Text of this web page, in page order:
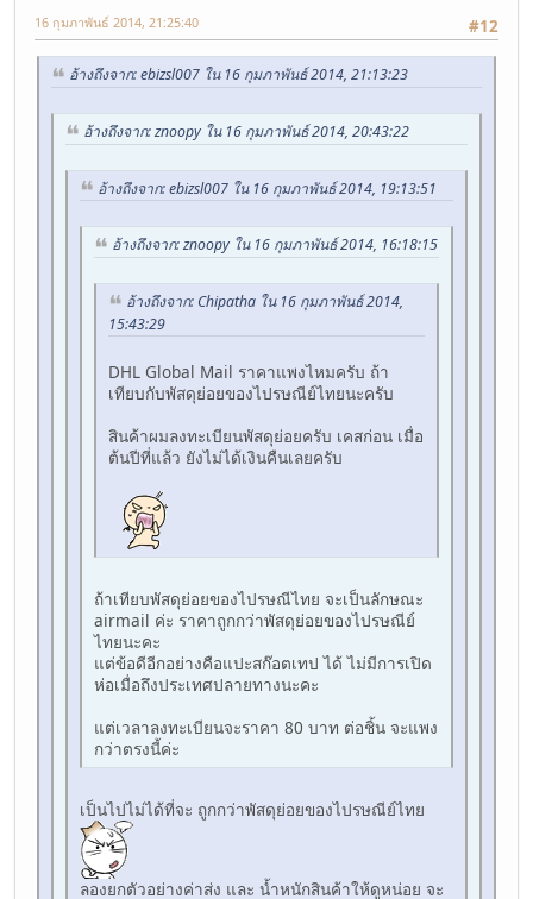
#12
16 กุมภาพันธ์ 2014, 21:25:40
อ้างถึงจาก: ebizsl007 ใน 16 กุมภาพันธ์ 2014, 21:13:23
อ้างถึงจาก: znoopy ใน 16 กุมภาพันธ์ 2014, 20:43:22
อ้างถึงจาก: ebizsl007 ใน 16 กุมภาพันธ์ 2014, 19:13:51
อ้างถึงจาก: znoopy ใน 16 กุมภาพันธ์ 2014, 16:18:15
อ้างถึงจาก: Chipatha ใน 16 กุมภาพันธ์ 2014,
15:43:29
DHL Global Mail ราคาแพงไหมครับ ถ้า
เทียบกับพัสดุย่อยของไปรษณีย์ไทยนะครับ
สินค้าผมลงทะเบียนพัสดุย่อยครับ เคสก่อน เมื่อ
ต้นปีที่แล้ว ยังไม่ได้เงินคืนเลยครับ
ถ้าเทียบพัสดุย่อยของไปรษณีไทย จะเป็นลักษณะ
airmail ค่ะ ราคาถูกกว่าพัสดุย่อยของไปรษณีย์
ไทยนะคะ
แต่ข้อดีอีกอย่างคือแปะสก๊อตเทป ได้ ไม่มีการเปิด
ห่อเมื่อถึงประเทศปลายทางนะคะ
แต่เวลาลงทะเบียนจะราคา 80 บาท ต่อชิ้น จะแพง
กว่าตรงนี้ค่ะ
เป็นไปไม่ได้ที่จะ ถูกกว่าพัสดุย่อยของไปรษณีย์ไทย
ลองยกตัวอย่างค่าส่ง และ น้ำหนักสินค้าให้ดูหน่อย จะ